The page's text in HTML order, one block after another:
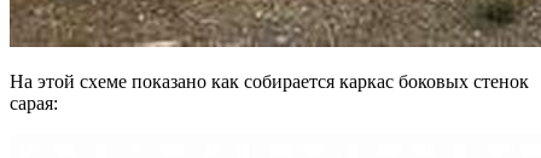
На этой схеме показано как собирается каркас боковых стенок
сарая: